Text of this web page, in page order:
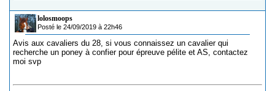
lolosmoops
Posté le 24/09/2019 à 22h46
Avis aux cavaliers du 28, si vous connaissez un cavalier qui
recherche un poney à confier pour épreuve pélite et AS, contactez
moi svp